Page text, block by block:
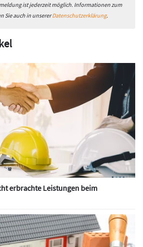
ist jederzeit möglich. Informationen zum
Sie auch in unsererDatenschutzerklärung.
erbrachte Leistungen beim